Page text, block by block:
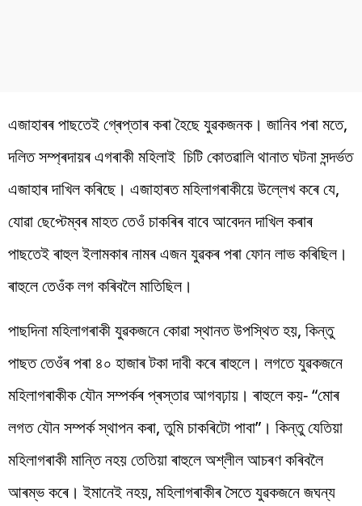
এজাহাৰৰ পাছতেই গ্ৰেপ্তাৰ কৰা হৈছে যুৱকজনক। জানিব পৰা মতে,
দলিত সম্প্ৰদায়ৰ এগৰাকী মহিলাই চিটি কোতৱালি থানাত ঘটনা সন্দৰ্ভত
এজাহাৰ দাখিল কৰিছে। এজাহাৰত মহিলাগৰাকীয়ে উল্লেখ কৰে যে,
যোৱা ছেপ্টেম্বৰ মাহত তেওঁ চাকৰিৰ বাবে আবেদন দাখিল কৰাৰ
পাছতেই ৰাহুল ইলামকাৰ নামৰ এজন যুৱকৰ পৰা ফোন লাভ কৰিছিল।
ৰাহুলে তেওঁক লগ কৰিবলৈ মাতিছিল।
পাছদিনা মহিলাগৰাকী যুৱকজনে কোৱা স্থানত উপস্থিত হয়, কিন্তু
পাছত তেওঁৰ পৰা ৪০ হাজাৰ টকা দাবী কৰে ৰাহুলে। লগতে যুৱকজনে
মহিলাগৰাকীক যৌন সম্পৰ্কৰ প্ৰস্তাৱ আগবঢ়ায়। ৰাহুলে কয়- “মোৰ
লগত যৌন সম্পৰ্ক স্থাপন কৰা, তুমি চাকৰিটো পাবা”। কিন্তু যেতিয়া
মহিলাগৰাকী মান্তি নহয় তেতিয়া ৰাহুলে অশ্লীল আচৰণ কৰিবলৈ
আৰম্ভ কৰে। ইমানেই নহয়, মহিলাগৰাকীৰ সৈতে যুৱকজনে জঘন্য